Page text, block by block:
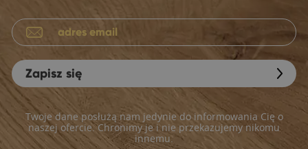
Zapisz się
Twoje dane posłużą nam jedynie do informowania Cię o
naszej ofercie. Chronimy je i nie przekazujemy nikomu
innemu.